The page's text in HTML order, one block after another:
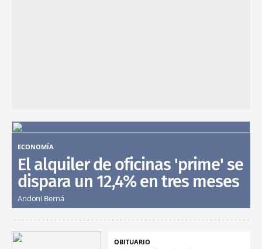
ECONOMÍA
El alquiler de oficinas 'prime' se
dispara un 12,4% en tres meses
Andoni Berná
OBITUARIO